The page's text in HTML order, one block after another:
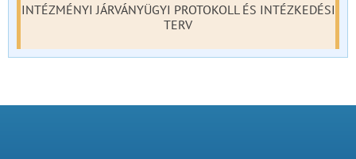
INTÉZMÉNYI JÁRVÁNYÜGYI PROTOKOLL ÉS INTÉZKEDÉSI
TERV